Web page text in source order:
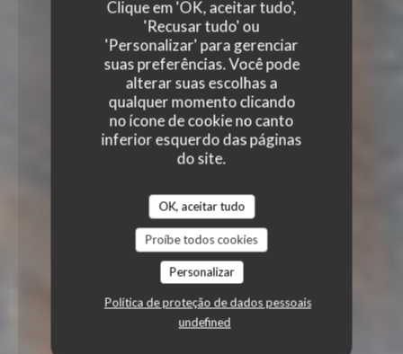
Clique em 'OK, aceitar tudo',
'Recusar tudo' ou
'Personalizar' para gerenciar
suas preferências. Você pode
alterar suas escolhas a
qualquer momento clicando
no ícone de cookie no canto
inferior esquerdo das páginas
do site.
OK, aceitar tudo
Proíbe todos cookies
Personalizar
Política de proteção de dados pessoais
undefined